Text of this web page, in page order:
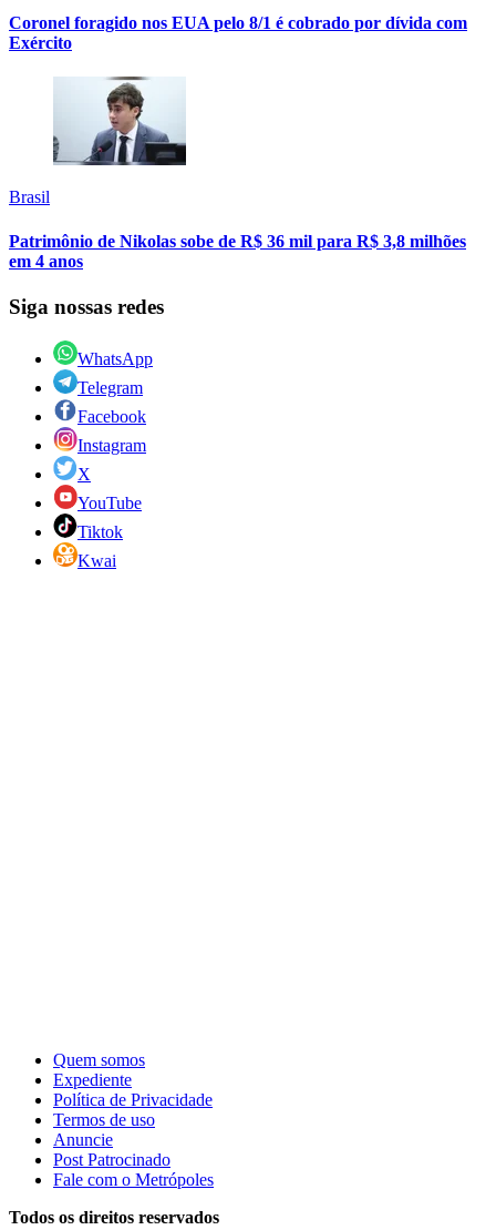
Coronel foragido nos EUA pelo 8/1 é cobrado por dívida com
Exército
Brasil
Patrimônio de Nikolas sobe de R$ 36 mil para R$ 3,8 milhões
em 4 anos
Siga nossas redes
WhatsApp
Telegram
Facebook
Instagram
X
YouTube
Tiktok
Kwai
Quem somos
Expediente
Política de Privacidade
Termos de uso
Anuncie
Post Patrocinado
Fale com o Metrópoles
Todos os direitos reservados